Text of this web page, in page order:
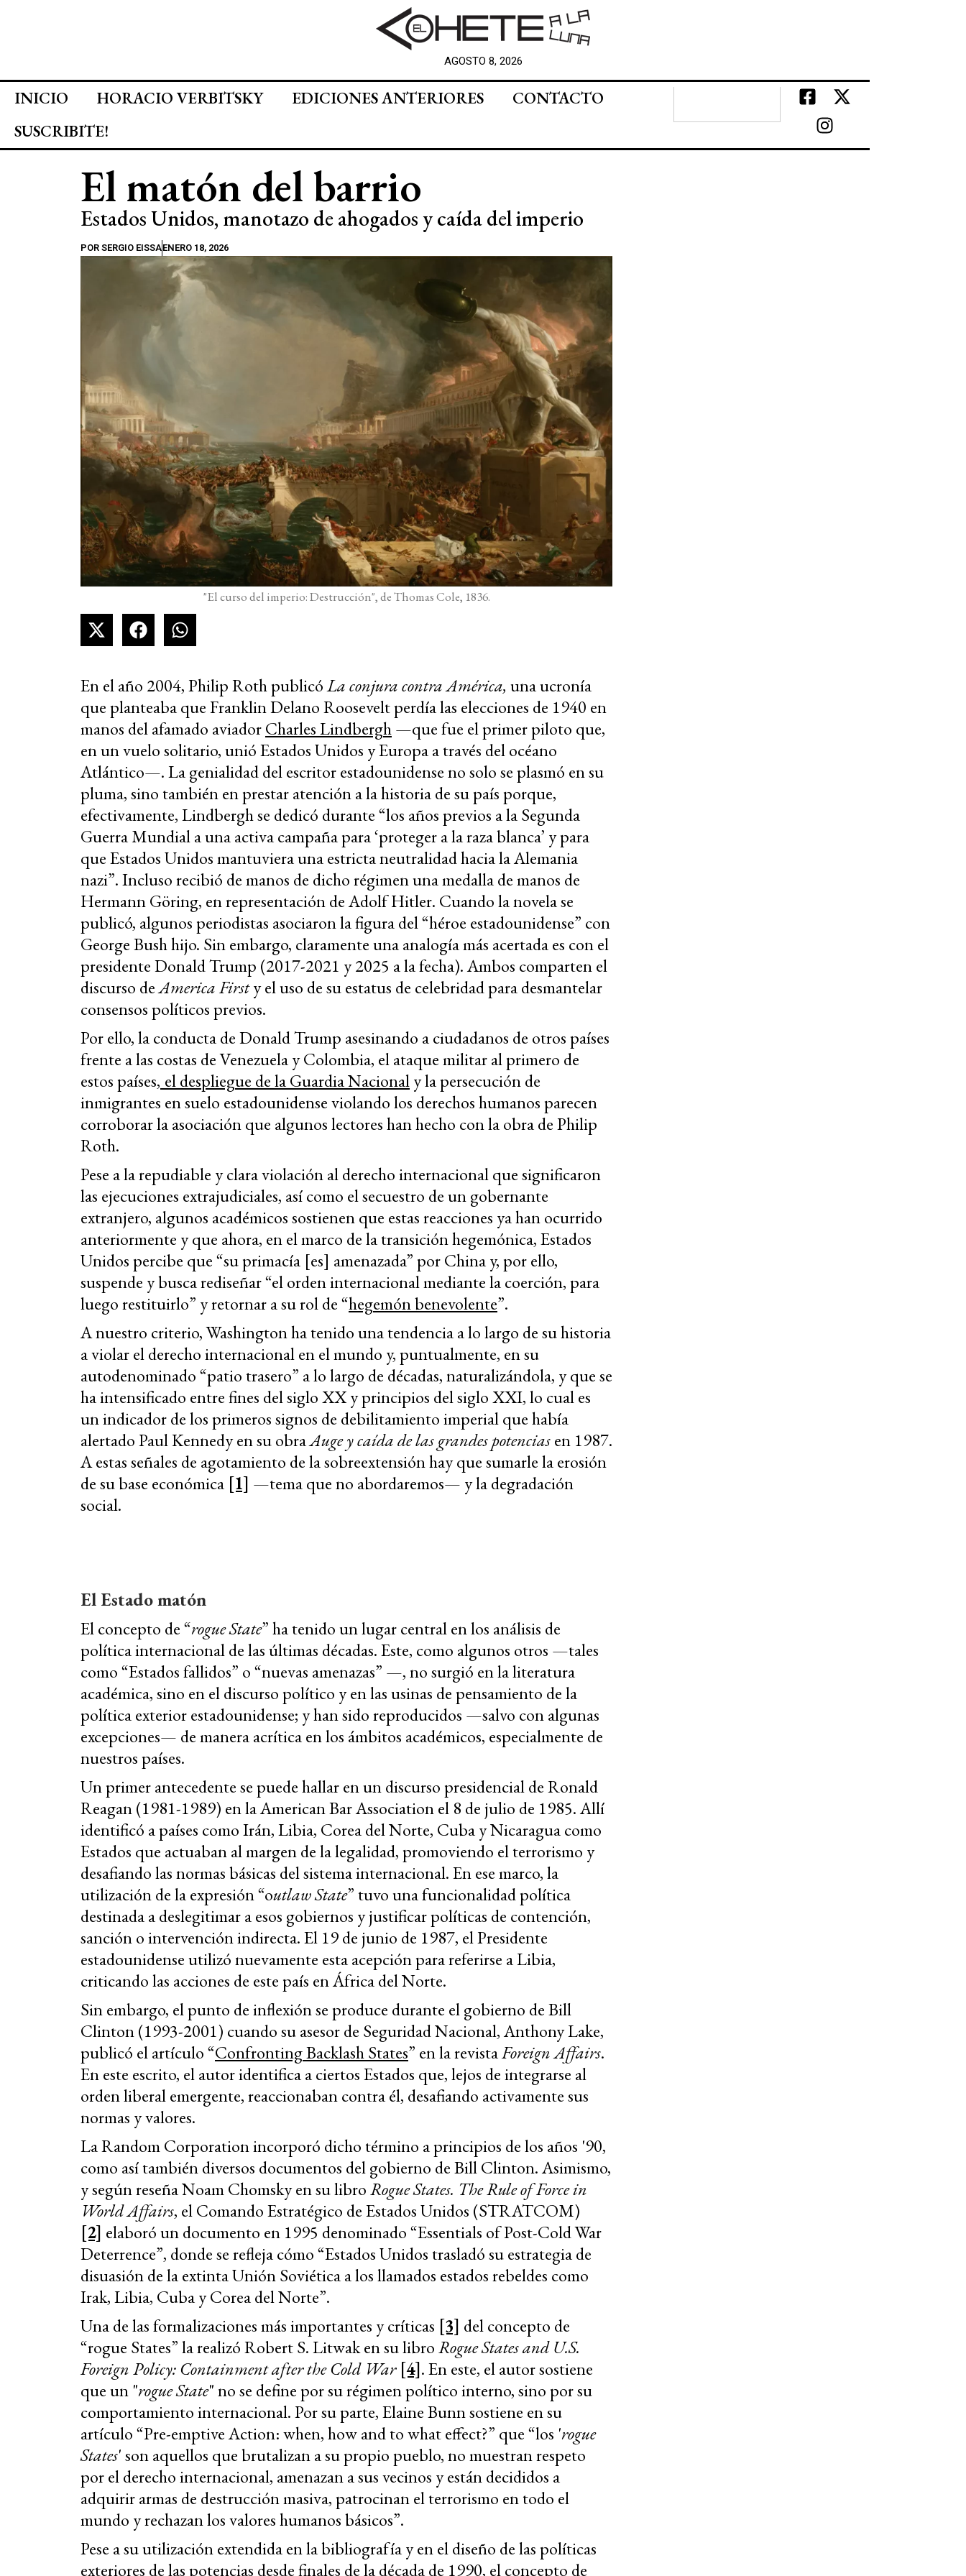
AGOSTO 8, 2026
INICIO HORACIO VERBITSKY EDICIONES ANTERIORES
CONTACTO
SUSCRIBITE!
El matón del barrio
Estados Unidos, manotazo de ahogados y caída del imperio
POR SERGIO EISSAENERO 18, 2026
"El curso del imperio: Destrucción", de Thomas Cole, 1836.
En el año 2004, Philip Roth publicóLa conjura contra América, una ucronía
que planteaba que Franklin Delano Roosevelt perdía las elecciones de 1940 en
manos del afamado aviadorCharles Lindbergh—que fue el primer piloto que,
en un vuelo solitario, unió Estados Unidos y Europa a través del océano
Atlántico—. La genialidad del escritor estadounidense no solo se plasmó en su
pluma, sino también en prestar atención a la historia de su país porque,
efectivamente, Lindbergh se dedicó durante “los años previos a la Segunda
Guerra Mundial a una activa campaña para ‘proteger a la raza blanca’ y para
que Estados Unidos mantuviera una estricta neutralidad hacia la Alemania
nazi”. Incluso recibió de manos de dicho régimen una medalla de manos de
Hermann Göring, en representación de Adolf Hitler. Cuando la novela se
publicó, algunos periodistas asociaron la figura del “héroe estadounidense” con
George Bush hijo. Sin embargo, claramente una analogía más acertada es con el
presidente Donald Trump (2017-2021 y 2025 a la fecha). Ambos comparten el
discurso deAmerica Firsty el uso de su estatus de celebridad para desmantelar
consensos políticos previos.
Por ello, la conducta de Donald Trump asesinando a ciudadanos de otros países
frente a las costas de Venezuela y Colombia, el ataque militar al primero de
estos países, el despliegue de la Guardia Nacionaly la persecución de
inmigrantes en suelo estadounidense violando los derechos humanos parecen
corroborar la asociación que algunos lectores han hecho con la obra de Philip
Roth.
Pese a la repudiable y clara violación al derecho internacional que significaron
las ejecuciones extrajudiciales, así como el secuestro de un gobernante
extranjero, algunos académicos sostienen que estas reacciones ya han ocurrido
anteriormente y que ahora, en el marco de la transición hegemónica, Estados
Unidos percibe que “su primacía [es] amenazada” por China y, por ello,
suspende y busca rediseñar “el orden internacional mediante la coerción, para
luego restituirlo” y retornar a su rol de “hegemón benevolente”.
A nuestro criterio, Washington ha tenido una tendencia a lo largo de su historia
a violar el derecho internacional en el mundo y, puntualmente, en su
autodenominado “patio trasero” a lo largo de décadas, naturalizándola, y que se
ha intensificado entre fines del siglo XX y principios del siglo XXI, lo cual es
un indicador de los primeros signos de debilitamiento imperial que había
alertado Paul Kennedy en su obraAuge y caída de las grandes potenciasen 1987.
A estas señales de agotamiento de la sobreextensión hay que sumarle la erosión
de su base económica [1] —tema que no abordaremos— y la degradación
social.
El Estado matón
El concepto de “rogue State” ha tenido un lugar central en los análisis de
política internacional de las últimas décadas. Este, como algunos otros —tales
como “Estados fallidos” o “nuevas amenazas” —, no surgió en la literatura
académica, sino en el discurso político y en las usinas de pensamiento de la
política exterior estadounidense; y han sido reproducidos —salvo con algunas
excepciones— de manera acrítica en los ámbitos académicos, especialmente de
nuestros países.
Un primer antecedente se puede hallar en un discurso presidencial de Ronald
Reagan (1981-1989) en la American Bar Association el 8 de julio de 1985. Allí
identificó a países como Irán, Libia, Corea del Norte, Cuba y Nicaragua como
Estados que actuaban al margen de la legalidad, promoviendo el terrorismo y
desafiando las normas básicas del sistema internacional. En ese marco, la
utilización de la expresión “outlaw State” tuvo una funcionalidad política
destinada a deslegitimar a esos gobiernos y justificar políticas de contención,
sanción o intervención indirecta. El 19 de junio de 1987, el Presidente
estadounidense utilizó nuevamente esta acepción para referirse a Libia,
criticando las acciones de este país en África del Norte.
Sin embargo, el punto de inflexión se produce durante el gobierno de Bill
Clinton (1993-2001) cuando su asesor de Seguridad Nacional, Anthony Lake,
publicó el artículo “Confronting Backlash States” en la revistaForeign Affairs.
En este escrito, el autor identifica a ciertos Estados que, lejos de integrarse al
orden liberal emergente, reaccionaban contra él, desafiando activamente sus
normas y valores.
La Random Corporation incorporó dicho término a principios de los años '90,
como así también diversos documentos del gobierno de Bill Clinton. Asimismo,
y según reseña Noam Chomsky en su libroRogue States. The Rule of Force in
World Affairs, el Comando Estratégico de Estados Unidos (STRATCOM)
[2] elaboró un documento en 1995 denominado “Essentials of Post-Cold War
Deterrence”, donde se refleja cómo “Estados Unidos trasladó su estrategia de
disuasión de la extinta Unión Soviética a los llamados estados rebeldes como
Irak, Libia, Cuba y Corea del Norte”.
Una de las formalizaciones más importantes y críticas [3] del concepto de
“rogue States” la realizó Robert S. Litwak en su libroRogue States and U.S.
Foreign Policy: Containment after the Cold War [4].En este, el autor sostiene
que un "rogue State" no se define por su régimen político interno, sino por su
comportamiento internacional. Por su parte, Elaine Bunn sostiene en su
artículo “Pre-emptive Action: when, how and to what effect?” que “los 'rogue
States' son aquellos que brutalizan a su propio pueblo, no muestran respeto
por el derecho internacional, amenazan a sus vecinos y están decididos a
adquirir armas de destrucción masiva, patrocinan el terrorismo en todo el
mundo y rechazan los valores humanos básicos”.
Pese a su utilización extendida en la bibliografía y en el diseño de las políticas
exteriores de las potencias desde finales de la década de 1990, el concepto de